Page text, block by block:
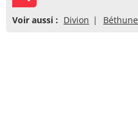
Voir aussi : Divion Béthune